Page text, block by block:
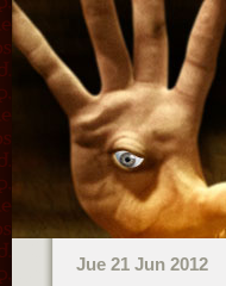
Jue 21 Jun 2012